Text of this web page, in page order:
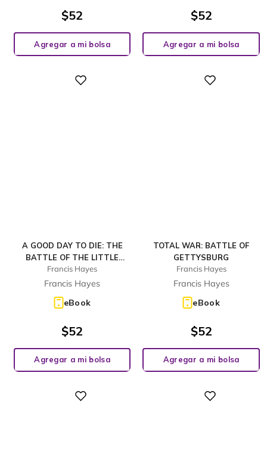
$52
Agregar a mi bolsa
$52
Agregar a mi bolsa
A GOOD DAY TO DIE: THE
BATTLE OF THE LITTLE
BIGHORN
Francis Hayes
Francis Hayes
eBook
$52
Agregar a mi bolsa
TOTAL WAR: BATTLE OF
GETTYSBURG
Francis Hayes
Francis Hayes
eBook
$52
Agregar a mi bolsa